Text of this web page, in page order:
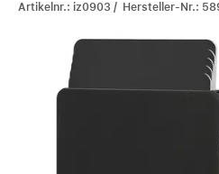
Artikelnr.: iz0903 / Hersteller-Nr.: